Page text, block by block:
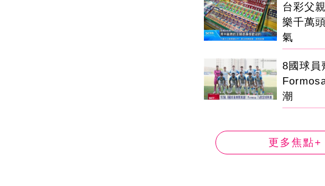
台彩父
樂千萬
氣
8國球
潮
更多焦點+